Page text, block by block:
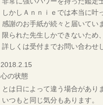
しかしＡｎｎｉｅでは本当に叶
感謝のお手紙が続々と届いてい
限られた先生しかできないため
詳しくは受付までお問い合わせ
2018.2.15
心の状態
とは日によって違う場合があり
いつもと同じ気分もあります。